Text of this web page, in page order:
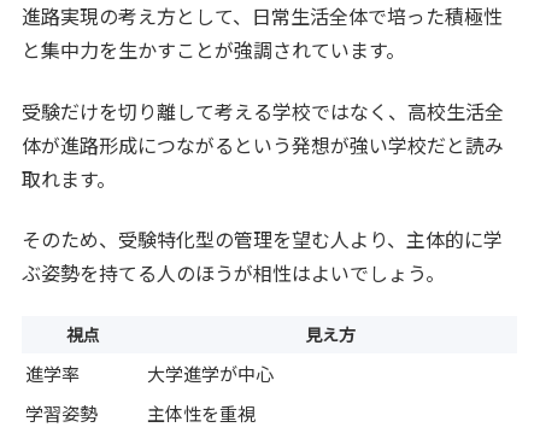
進路実現の考え方として、日常生活全体で培った積極性
と集中力を生かすことが強調されています。
受験だけを切り離して考える学校ではなく、高校生活全
体が進路形成につながるという発想が強い学校だと読み
取れます。
そのため、受験特化型の管理を望む人より、主体的に学
ぶ姿勢を持てる人のほうが相性はよいでしょう。
視点 見え方
進学率
大学進学が中心
学習姿勢
主体性を重視